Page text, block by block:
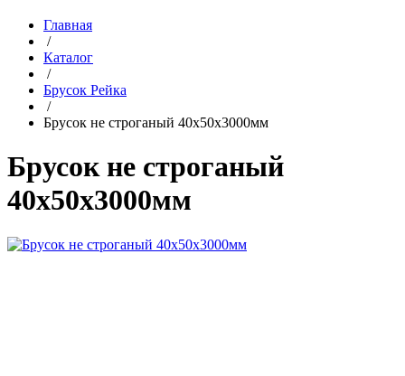
Главная
/
Каталог
/
Брусок Рейка
/
Брусок не строганый 40х50х3000мм
Брусок не строганый
40х50х3000мм